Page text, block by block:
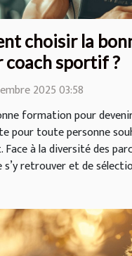
choisir la
coach sportif ?
2025 03:58
formation pour
pour toute personne
Face à la diversité des
s’y retrouver et de